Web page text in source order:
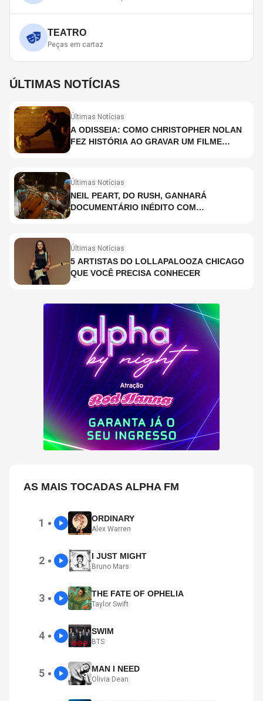
TEATRO
Peças em cartaz
ÚLTIMAS NOTÍCIAS
Últimas Notícias
A ODISSEIA: COMO CHRISTOPHER NOLAN
FEZ HISTÓRIA AO GRAVAR UM FILME
Últimas Notícias
NEIL PEART, DO RUSH, GANHARÁ
DOCUMENTÁRIO INÉDITO COM
Últimas Notícias
5 ARTISTAS DO LOLLAPALOOZA CHICAGO
QUE VOCÊ PRECISA CONHECER
AS MAIS TOCADAS ALPHA FM
1 ● ORDINARY
Alex Warren
2 ● I JUST MIGHT
Bruno Mars
3 ● THE FATE OF OPHELIA
Taylor Swift
4 ● SWIM
BTS
5 ● MAN I NEED
Olivia Dean